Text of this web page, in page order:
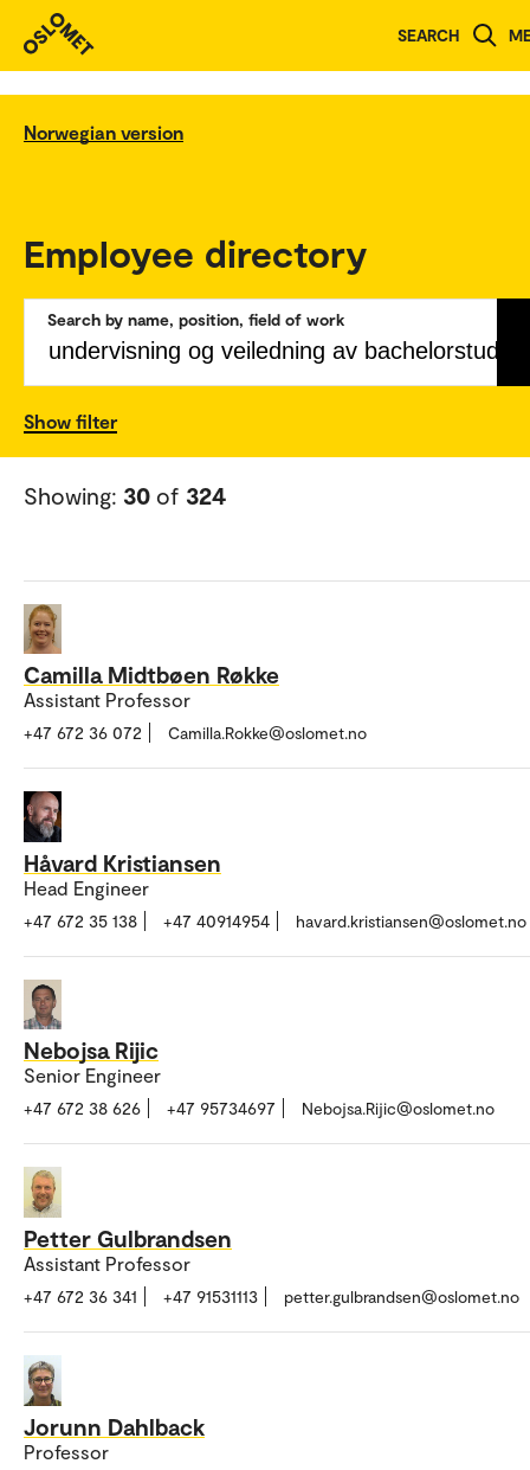
SEARCH
Norwegian version
Employee directory
Search by name, position, field of work
Show filter
Showing: 30 of 324
Camilla Midtbøen Røkke
Assistant Professor
+47 672 36 072 Camilla.Rokke@oslomet.no
Håvard Kristiansen
Head Engineer
+47 672 35 138 +47 40914954 havard.kristiansen@oslomet.no
Nebojsa Rijic
Senior Engineer
+47 672 38 626 +47 95734697 Nebojsa.Rijic@oslomet.no
Petter Gulbrandsen
Assistant Professor
+47 672 36 341 +47 91531113 petter.gulbrandsen@oslomet.no
Jorunn Dahlback
Professor